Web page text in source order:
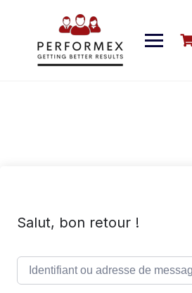
Salut, bon retour !